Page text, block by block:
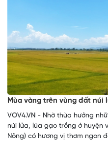
Mùa vàng trên vùng đất núi
VOV4.VN - Nhờ thừa hưởng
núi lửa, lúa gạo trồng ở huyện
Nông) có hương vị thơm ngon